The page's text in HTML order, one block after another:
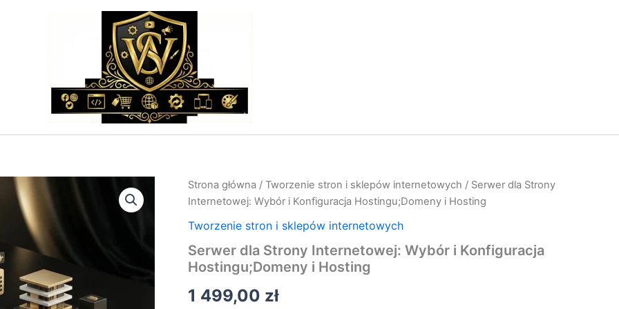
Strona główna / Tworzenie stron i sklepów internetowych / Serwer dla Strony
Internetowej: Wybór i Konfiguracja Hostingu;Domeny i Hosting
Tworzenie stron i sklepów internetowych
Serwer dla Strony Internetowej: Wybór i Konfiguracja
Hostingu;Domeny i Hosting
1 499,00 zł
ilość
Serwer
Strony
Wybór
i
Konfiguracja
Hostingu;Domeny